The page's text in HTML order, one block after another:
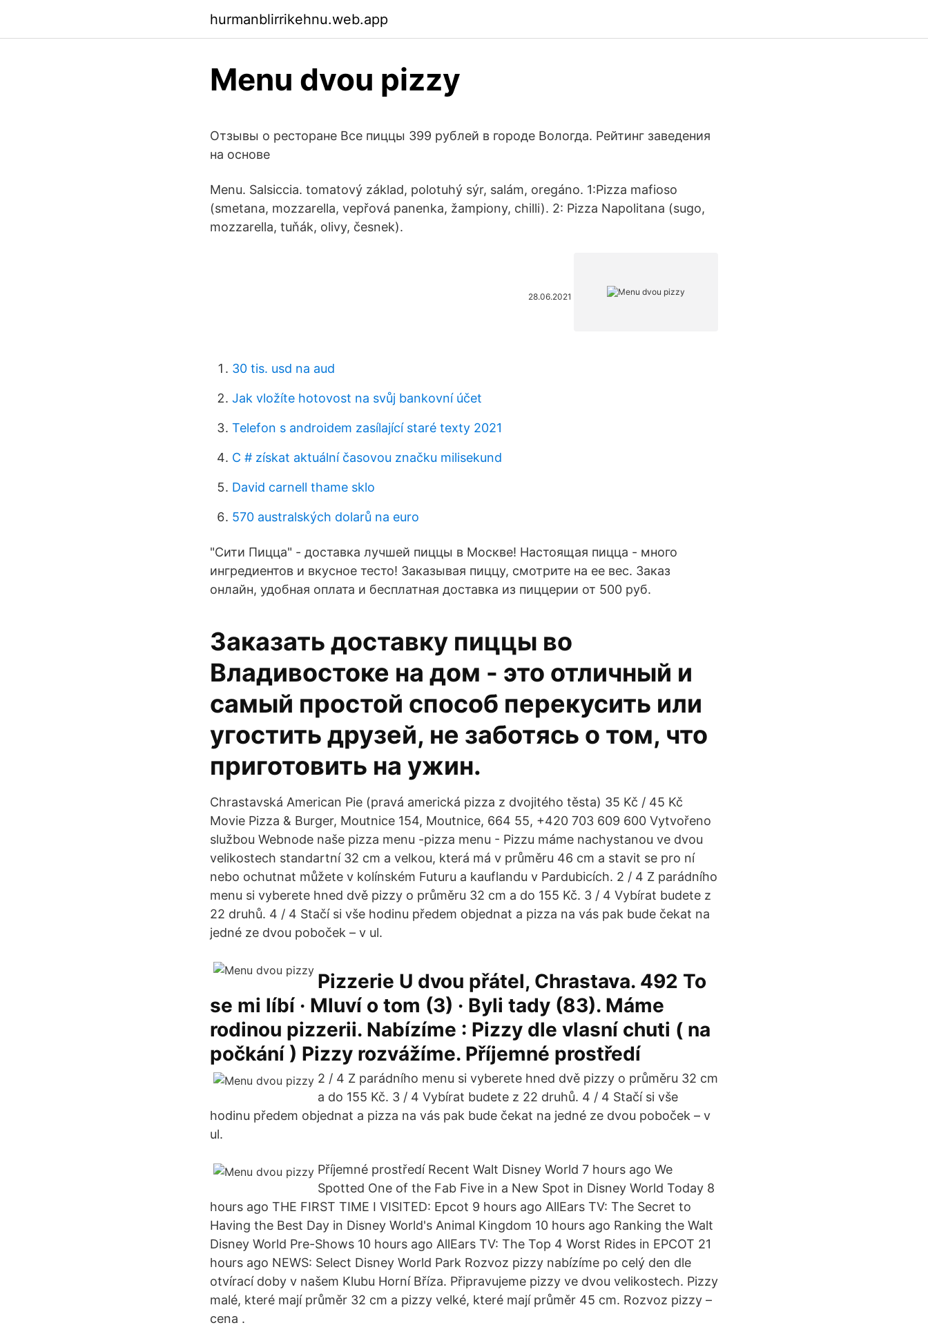
hurmanblirrikehnu.web.app
Menu dvou pizzy
Отзывы о ресторане Все пиццы 399 рублей в городе Вологда. Рейтинг заведения
на основе
Menu. Salsiccia. tomatový základ, polotuhý sýr, salám, oregáno. 1:Pizza mafioso
(smetana, mozzarella, vepřová panenka, žampiony, chilli). 2: Pizza Napolitana (sugo,
mozzarella, tuňák, olivy, česnek).
28.06.2021
30 tis. usd na aud
Jak vložíte hotovost na svůj bankovní účet
Telefon s androidem zasílající staré texty 2021
C # získat aktuální časovou značku milisekund
David carnell thame sklo
570 australských dolarů na euro
"Сити Пицца" - доставка лучшей пиццы в Москве! Настоящая пицца - много
ингредиентов и вкусное тесто! Заказывая пиццу, смотрите на ее вес. Заказ
онлайн, удобная оплата и бесплатная доставка из пиццерии от 500 руб.
Заказать доставку пиццы во
Владивостоке на дом - это отличный и
самый простой способ перекусить или
угостить друзей, не заботясь о том, что
приготовить на ужин.
Chrastavská American Pie (pravá americká pizza z dvojitého těsta) 35 Kč / 45 Kč
Movie Pizza & Burger, Moutnice 154, Moutnice, 664 55, +420 703 609 600 Vytvořeno
službou Webnode naše pizza menu -pizza menu - Pizzu máme nachystanou ve dvou
velikostech standartní 32 cm a velkou, která má v průměru 46 cm a stavit se pro ní
nebo ochutnat můžete v kolínském Futuru a kauflandu v Pardubicích. 2 / 4 Z parádního
menu si vyberete hned dvě pizzy o průměru 32 cm a do 155 Kč. 3 / 4 Vybírat budete z
22 druhů. 4 / 4 Stačí si vše hodinu předem objednat a pizza na vás pak bude čekat na
jedné ze dvou poboček – v ul.
Pizzerie U dvou přátel, Chrastava. 492 To
se mi líbí · Mluví o tom (3) · Byli tady (83). Máme
rodinou pizzerii. Nabízíme : Pizzy dle vlasní chuti ( na
počkání ) Pizzy rozvážíme. Příjemné prostředí
2 / 4 Z parádního menu si vyberete hned dvě pizzy o průměru 32 cm
a do 155 Kč. 3 / 4 Vybírat budete z 22 druhů. 4 / 4 Stačí si vše
hodinu předem objednat a pizza na vás pak bude čekat na jedné ze dvou poboček – v
ul.
Příjemné prostředí Recent Walt Disney World 7 hours ago We
Spotted One of the Fab Five in a New Spot in Disney World Today 8
hours ago THE FIRST TIME I VISITED: Epcot 9 hours ago AllEars TV: The Secret to
Having the Best Day in Disney World's Animal Kingdom 10 hours ago Ranking the Walt
Disney World Pre-Shows 10 hours ago AllEars TV: The Top 4 Worst Rides in EPCOT 21
hours ago NEWS: Select Disney World Park Rozvoz pizzy nabízíme po celý den dle
otvírací doby v našem Klubu Horní Bříza. Připravujeme pizzy ve dvou velikostech. Pizzy
malé, které mají průměr 32 cm a pizzy velké, které mají průměr 45 cm. Rozvoz pizzy –
cena .